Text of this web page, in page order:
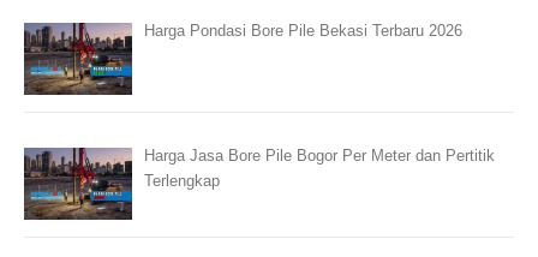
Harga Pondasi Bore Pile Bekasi Terbaru 2026
Harga Jasa Bore Pile Bogor Per Meter dan Pertitik
Terlengkap